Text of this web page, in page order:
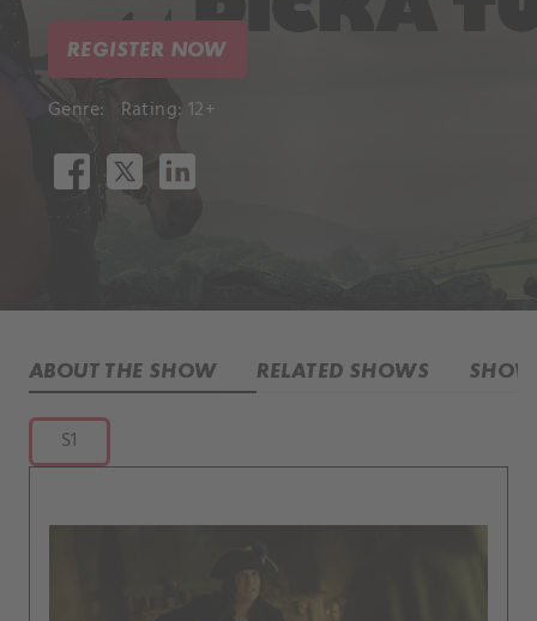
REGISTER NOW
Genre: Rating: 12+
ABOUT THE SHOW RELATED SHOWS
S1